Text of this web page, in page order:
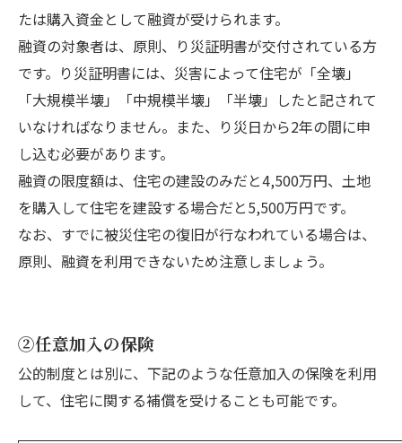
たは購入資金として融資が受けられます。
融資の対象者は、原則、り災証明書が交付されている方
です。り災証明書には、災害によって住宅が「全壊」
「大規模半壊」「中規模半壊」「半壊」したと記されて
いなければなりません。また、り災日から2年の間に申
し込む必要があります。
融資の限度額は、住宅の建設のみだと4,500万円、土地
を購入して住宅を建設する場合だと5,500万円です。
なお、すでに被災住宅の復旧が行なわれている場合は、
原則、融資を利用できないため注意しましょう。
②任意加入の保険
公的制度とは別に、下記のような任意加入の保険を利用
して、住宅に関する補償を受けることも可能です。